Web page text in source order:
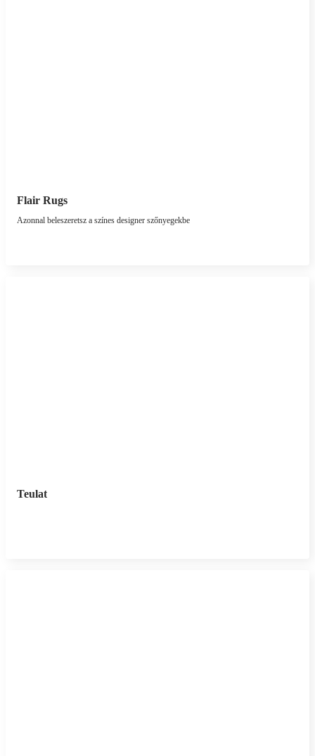
Flair Rugs
Azonnal beleszeretsz a színes designer szőnyegekbe
Teulat